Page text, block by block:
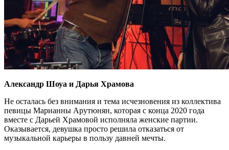
Александр Шоуа и Дарья Храмова
Не осталась без внимания и тема исчезновения из коллектива
певицы Марианны Арутюнян, которая с конца 2020 года
вместе с Дарьей Храмовой исполняла женские партии.
Оказывается, девушка просто решила отказаться от
музыкальной карьеры в пользу давней мечты.